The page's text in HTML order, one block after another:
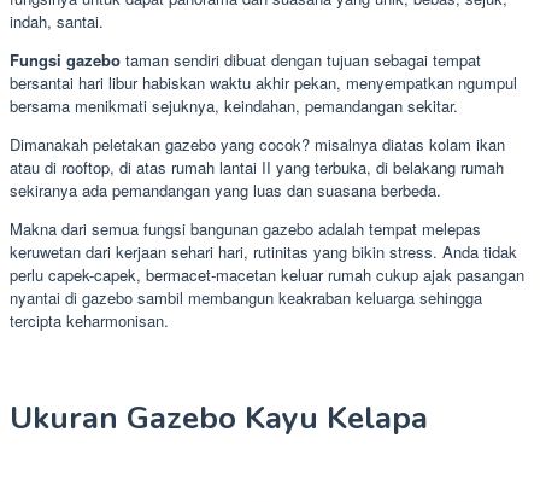
indah, santai.
Fungsi gazebo taman sendiri dibuat dengan tujuan sebagai tempat
bersantai hari libur habiskan waktu akhir pekan, menyempatkan ngumpul
bersama menikmati sejuknya, keindahan, pemandangan sekitar.
Dimanakah peletakan gazebo yang cocok? misalnya diatas kolam ikan
atau di rooftop, di atas rumah lantai II yang terbuka, di belakang rumah
sekiranya ada pemandangan yang luas dan suasana berbeda.
Makna dari semua fungsi bangunan gazebo adalah tempat melepas
keruwetan dari kerjaan sehari hari, rutinitas yang bikin stress. Anda tidak
perlu capek-capek, bermacet-macetan keluar rumah cukup ajak pasangan
nyantai di gazebo sambil membangun keakraban keluarga sehingga
tercipta keharmonisan.
Ukuran Gazebo Kayu Kelapa